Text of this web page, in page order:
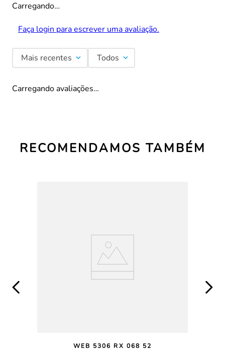
Carregando…
Faça login para escrever uma avaliação.
Mais recentes Todos
Carregando avaliações…
RECOMENDAMOS TAMBÉM
WEB 5306 RX 068 52